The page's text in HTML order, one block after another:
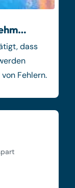
dass
Fehlern.